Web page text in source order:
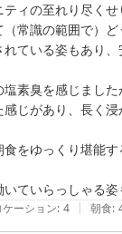
ィの至れり尽くせ
常識の範囲で）
ている姿もあり、
素臭を感じました
じがあり、長く浸
をゆっくり堪能
ケーション: 4 | 朝食: